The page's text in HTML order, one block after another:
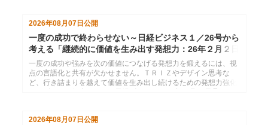
2026年08月07日 公開
一度の成功で終わらせない～日経ビジネス１／26号から
考える「継続的に価値を生み出す発想力：26年２月２日
配信
一度の成功や強みを次の価値につなげる発想力を鍛えるには、視
点の言語化と共有が欠かせません。ＴＲＩＺやデザイン思考な
ど、行き詰まりを越えて価値を生み出し続けるための発想力強化
2026年08月07日公開